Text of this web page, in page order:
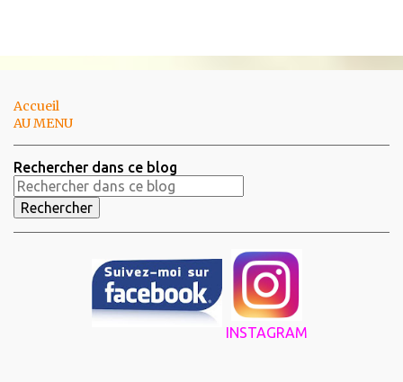
Accueil
AU MENU
Rechercher dans ce blog
INSTAGRAM